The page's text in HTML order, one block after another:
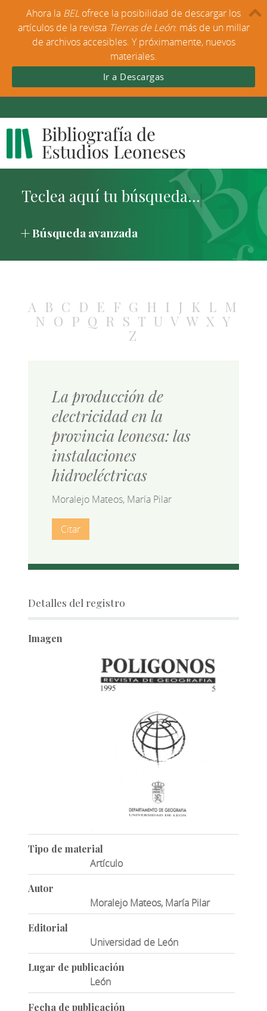
Búsqueda avanzada
A B C D E F G H I J K L M
N O P Q R S T U V W X Y
Z
La producción de
electricidad en la
provincia leonesa: las
instalaciones
hidroeléctricas
Moralejo Mateos, María Pilar
Citar
Detalles del registro
Imagen
Tipo de material
Artículo
Autor
Moralejo Mateos, María Pilar
Editorial
Universidad de León
Lugar de publicación
León
Fecha de publicación
Ahora la BEL ofrece la posibilidad de descargar los
artículos de la revista Tierras de León: más de un millar
de archivos accesibles. Y próximamente, nuevos
materiales.
Ir a Descargas